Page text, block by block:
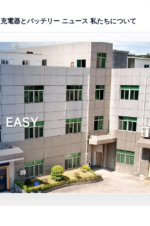
充電器とバッテリー ニュース 私たちについて